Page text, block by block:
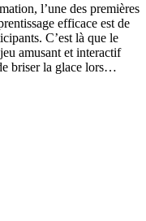
l’une des premières
efficace est de
C’est là que le
amusant et interactif
briser la glace lors…